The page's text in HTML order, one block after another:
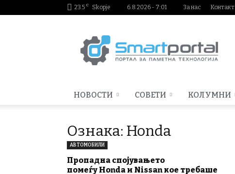
23.5 C Skopje 6.8.2026 - 7:01 За нас Контакт
НОВОСТИ СОВЕТИ КОЛУМНИ
Ознака: Honda
АВТОМОБИЛИ
Пропадна спојувањето
помеѓу Honda и Nissan кое требаше